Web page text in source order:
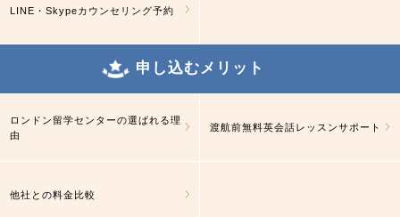
LINE・Skypeカウンセリング予約
申し込むメリット
ロンドン留学センターの選ばれる理
由
渡航前無料英会話レッスンサポート
他社との料金比較